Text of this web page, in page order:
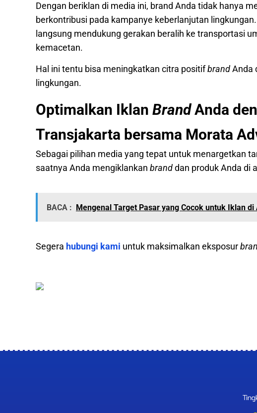
Dengan beriklan di media ini, brand Anda tidak hanya
berkontribusi pada kampanye keberlanjutan
langsung mendukung gerakan beralih ke transportasi
kemacetan.
Hal ini tentu bisa meningkatkan citra positifbrandAnda
lingkungan.
Optimalkan Iklan BrandAnda
Transjakarta bersama Morata
Sebagai pilihan media yang tepat untuk menargetkan
saatnya Anda mengiklankan branddan produk Anda di
BACA : Mengenal Target Pasar yang Cocok untuk Iklan di
Segera hubungi kami untuk maksimalkan eksposur